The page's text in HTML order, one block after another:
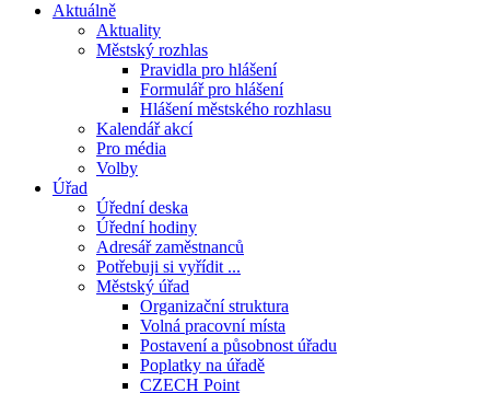
Aktuálně
Aktuality
Městský rozhlas
Pravidla pro hlášení
Formulář pro hlášení
Hlášení městského rozhlasu
Kalendář akcí
Pro média
Volby
Úřad
Úřední deska
Úřední hodiny
Adresář zaměstnanců
Potřebuji si vyřídit ...
Městský úřad
Organizační struktura
Volná pracovní místa
Postavení a působnost úřadu
Poplatky na úřadě
CZECH Point